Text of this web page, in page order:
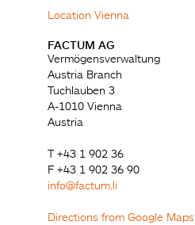
Location Vienna
FACTUM AG
Vermögensverwaltung
Austria Branch
Tuchlauben 3
A-1010 Vienna
Austria
T +43 1 902 36
F +43 1 902 36 90
info@factum.li
Directions from Google Maps